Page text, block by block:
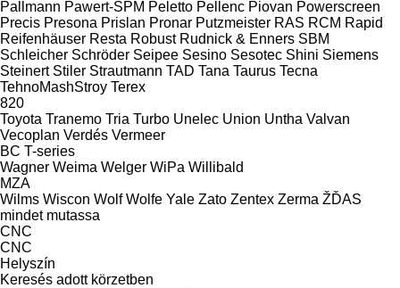
Pallmann Pawert-SPM Peletto Pellenc Piovan Powerscreen
Precis Presona Prislan Pronar Putzmeister RAS RCM Rapid
Reifenhäuser Resta Robust Rudnick & Enners SBM
Schleicher Schröder Seipee Sesino Sesotec Shini Siemens
Steinert Stiler Strautmann TAD Tana Taurus Tecna
TehnoMashStroy Terex
820
Toyota Tranemo Tria Turbo Unelec Union Untha Valvan
Vecoplan Verdés Vermeer
BC T-series
Wagner Weima Welger WiPa Willibald
MZA
Wilms Wiscon Wolf Wolfe Yale Zato Zentex Zerma ŽĎAS
mindet mutassa
CNC
CNC
Helyszín
Keresés adott körzetben